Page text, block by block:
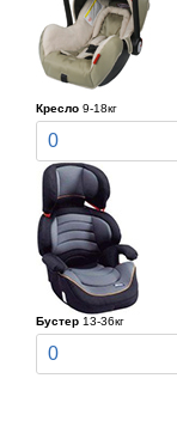
Кресло 9-18кг
0
Бустер 13-36кг
0